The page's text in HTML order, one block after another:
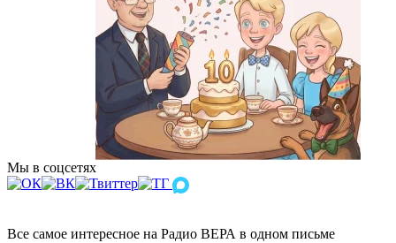
Мы в соцсетях
Все самое интересное на Радио ВЕРА в одном письме